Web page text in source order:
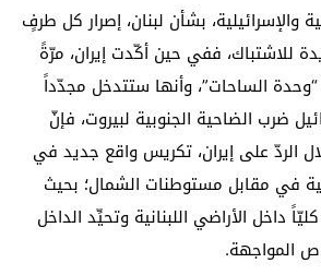
والإسرائيلية، بشأن لبنان، إصرار كل طرفٍ
للاشتباك، ففي حين أكّدت إيران، مرّةً
الساحات”، وأنها ستتدخل مجدّداً
ضرب الضاحية الجنوبية لبيروت، فإنّ
الردّ على إيران، تكريس واقع جديد في
في مقابل مستوطنات الشمال؛ بحيث
داخل الأراضي اللبنانية وتحيِّد الداخل
المواجهة.